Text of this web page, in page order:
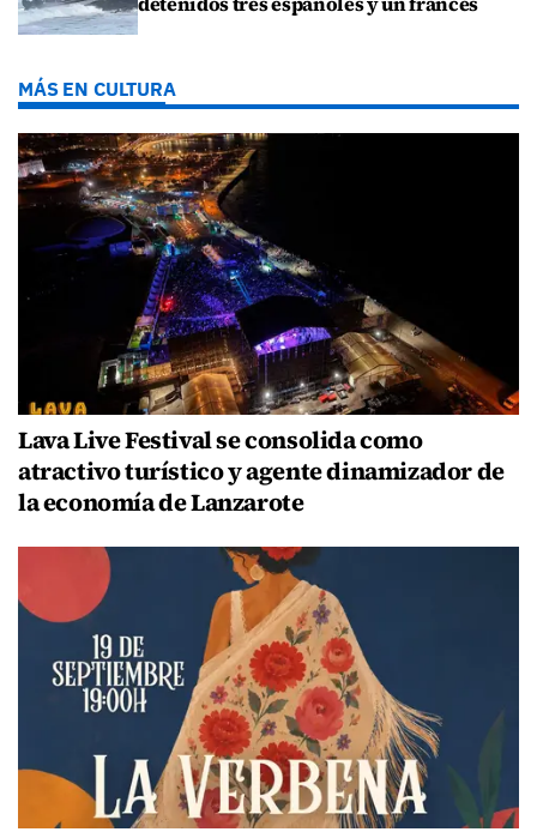
MÁS EN CULTURA
Lava Live Festival se consolida como
atractivo turístico y agente dinamizador de
la economía de Lanzarote